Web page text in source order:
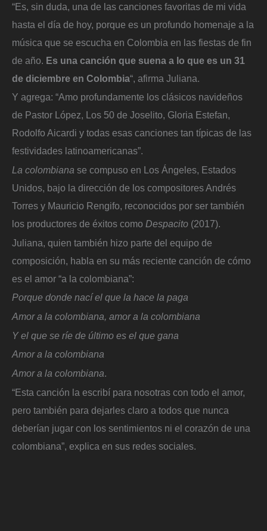
“Es, sin duda, una de las canciones favoritas de mi vida
hasta el día de hoy, porque es un profundo homenaje a la
música que se escucha en Colombia en las fiestas de fin
de año. Es una canción que suena a lo que es un 31
de diciembre en Colombia“, afirma Juliana.
Y agrega: “Amo profundamente los clásicos navideños
de Pastor López, Los 50 de Joselito, Gloria Estefan,
Rodolfo Aicardi y todas esas canciones tan típicas de las
festividades latinoamericanas”.
La colombiana se compuso en Los Ángeles, Estados
Unidos, bajo la dirección de los compositores Andrés
Torres y Mauricio Rengifo, reconocidos por ser también
los productores de éxitos como Despacito (2017).
Juliana, quien también hizo parte del equipo de
composición, habla en su más reciente canción de cómo
es el amor “a la colombiana”:
Porque donde nací el que la hace la paga
Amor a la colombiana, amor a la colombiana
Y el que se ríe de último es el que gana
Amor a la colombiana
Amor a la colombiana.
“Esta canción la escribí para nosotras con todo el amor,
pero también para dejarles claro a todos que nunca
deberían jugar con los sentimientos ni el corazón de una
colombiana”, explica en sus redes sociales.